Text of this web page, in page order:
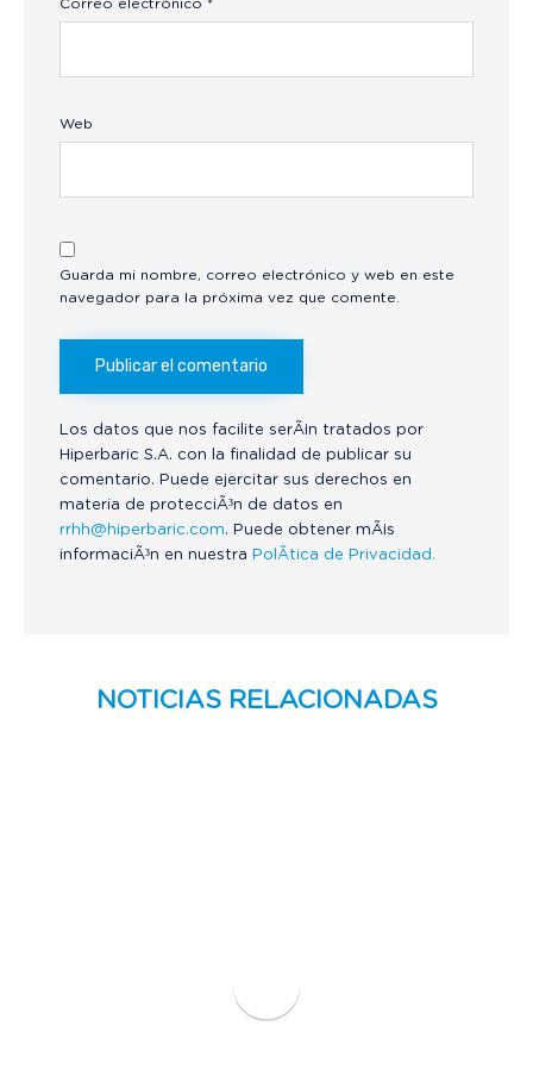
Correo electrónico *
Web
Guarda mi nombre, correo electrónico y web en este
navegador para la próxima vez que comente.
Los datos que nos facilite serÃ¡n tratados por
Hiperbaric S.A. con la finalidad de publicar su
comentario. Puede ejercitar sus derechos en
materia de protecciÃ³n de datos en
rrhh@hiperbaric.com. Puede obtener mÃ¡s
informaciÃ³n en nuestra PolÃ­tica de Privacidad.
NOTICIAS RELACIONADAS